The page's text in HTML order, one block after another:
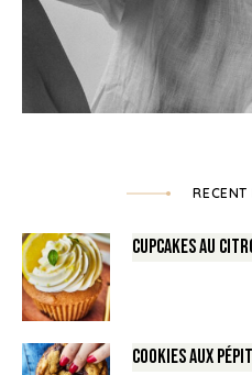
Cupcakes au
Cookies aux